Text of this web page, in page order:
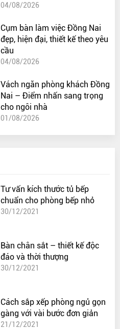
04/08/2026
Cụm bàn làm việc Đồng Nai
đẹp, hiện đại, thiết kế theo yêu
cầu
04/08/2026
Vách ngăn phòng khách Đồng
Nai – Điểm nhấn sang trọng
cho ngôi nhà
01/08/2026
Tư vấn kích thước tủ bếp
chuẩn cho phòng bếp nhỏ
30/12/2021
Bàn chân sắt – thiết kế độc
đáo và thời thượng
30/12/2021
Cách sắp xếp phòng ngủ gọn
gàng với vài bước đơn giản
21/12/2021